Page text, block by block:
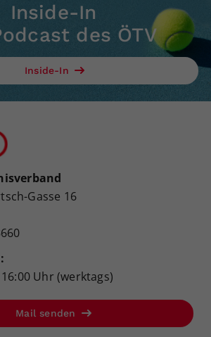
Inside-In
des ÖTV
Inside-In
Gasse 16
Uhr (werktags)
Mail senden